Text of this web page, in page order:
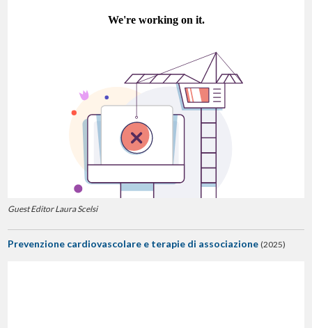
Guest Editor Laura Scelsi
Prevenzione cardiovascolare e terapie di associazione (2025)